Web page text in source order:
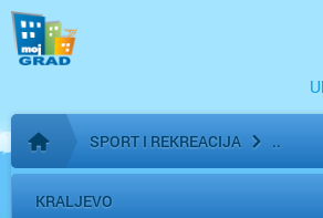
Početna stranica
SPORT I REKREACIJA
KRALJEVO